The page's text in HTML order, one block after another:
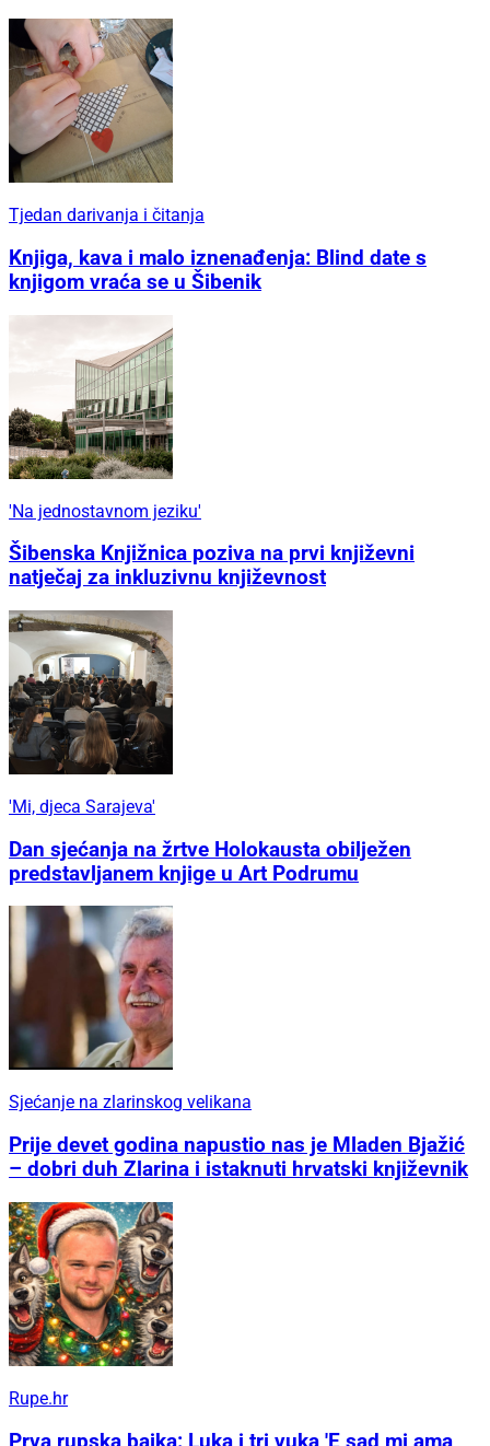
Tjedan darivanja i čitanja
Knjiga, kava i malo iznenađenja: Blind date s
knjigom vraća se u Šibenik
'Na jednostavnom jeziku'
Šibenska Knjižnica poziva na prvi književni
natječaj za inkluzivnu književnost
'Mi, djeca Sarajeva'
Dan sjećanja na žrtve Holokausta obilježen
predstavljanem knjige u Art Podrumu
Sjećanje na zlarinskog velikana
Prije devet godina napustio nas je Mladen Bjažić
– dobri duh Zlarina i istaknuti hrvatski književnik
Rupe.hr